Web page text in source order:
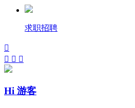
求职招聘

  
Hi 游客